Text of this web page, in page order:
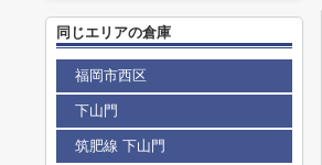
同じエリアの倉庫
福岡市西区
下山門
筑肥線 下山門